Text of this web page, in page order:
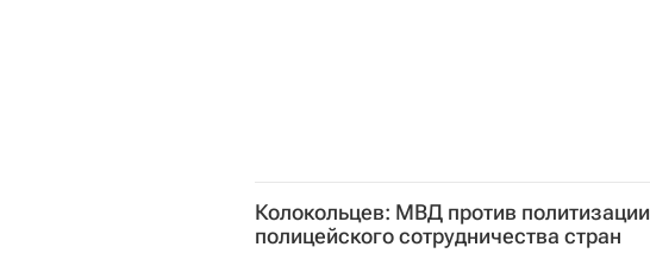
Колокольцев: МВД против политизации
полицейского сотрудничества стран